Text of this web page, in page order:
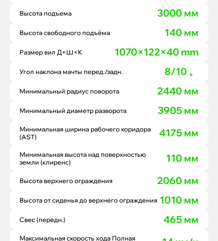
Высота подъема 3000 мм
Высота свободного подъёма 140 мм
Размер вил Д×Ш×К 1070×122×40 mm
Угол наклона мачты перед./задн. 8/10 。
Минимальный радиус поворота 2440 мм
Минимальный диаметр разворота 3905 мм
Минимальная ширина рабочего коридора
(AST)
4175 мм
Минимальная высота над поверхностью
земли (клиренс)
110 мм
Высота верхнего ограждения 2060 мм
Высота от сиденья до верхнего ограждения 1010 мм
Свес (передн.) 465 мм
Максимальная скорость хода Полная